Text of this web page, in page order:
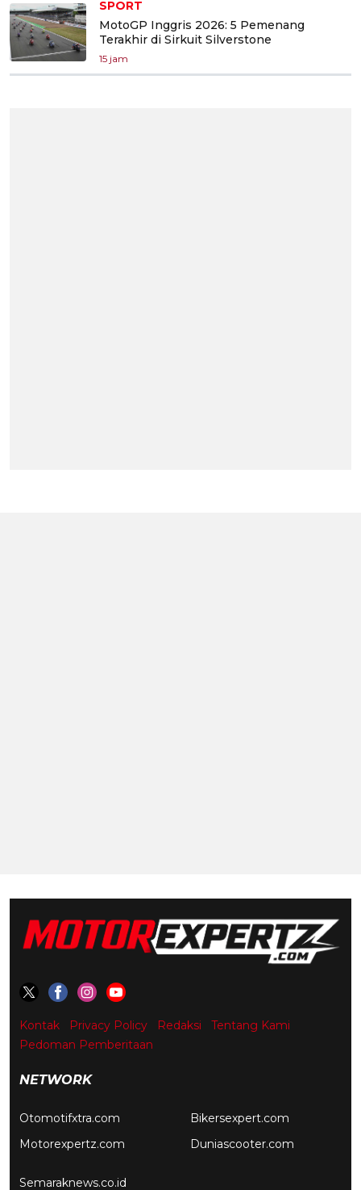
SPORT
MotoGP Inggris 2026: 5 Pemenang
Terakhir di Sirkuit Silverstone
15 jam
Kontak Privacy Policy Redaksi
Tentang Kami
Pedoman Pemberitaan
NETWORK
Otomotifxtra.com
Motorexpertz.com
Bikersexpert.com
Duniascooter.com
Semaraknews.co.id